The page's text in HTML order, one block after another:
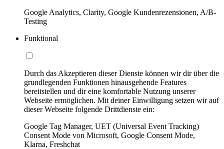
Google Analytics, Clarity, Google Kundenrezensionen, A/B-
Testing
Funktional
Durch das Akzeptieren dieser Dienste können wir dir über die
grundlegenden Funktionen hinausgehende Features
bereitstellen und dir eine komfortable Nutzung unserer
Webseite ermöglichen. Mit deiner Einwilligung setzen wir auf
dieser Webseite folgende Drittdienste ein:
Google Tag Manager, UET (Universal Event Tracking)
Consent Mode von Microsoft, Google Consent Mode,
Klarna, Freshchat